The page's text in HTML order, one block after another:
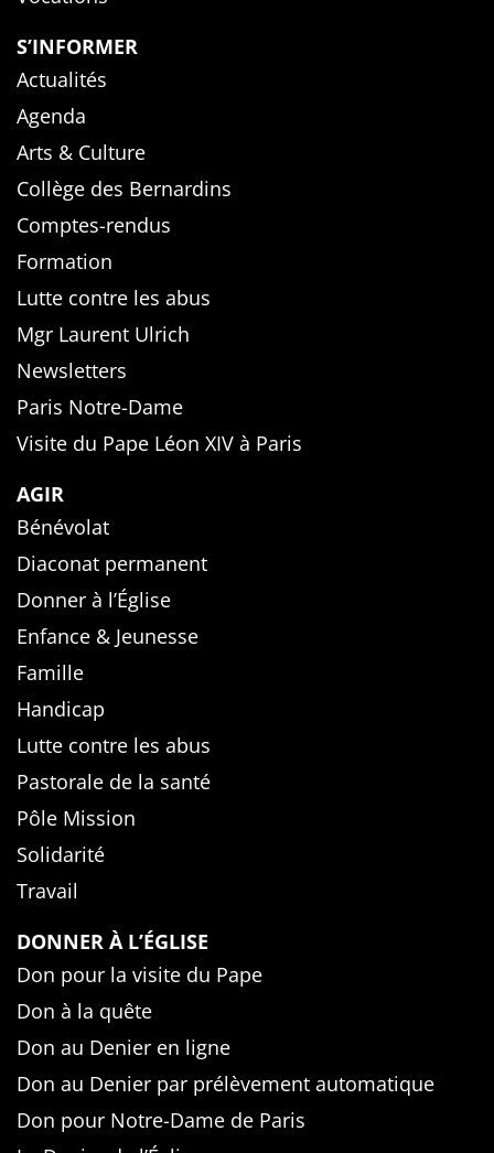
S’INFORMER
Actualités
Agenda
Arts & Culture
Collège des Bernardins
Comptes-rendus
Formation
Lutte contre les abus
Mgr Laurent Ulrich
Newsletters
Paris Notre-Dame
Visite du Pape Léon XIV à Paris
AGIR
Bénévolat
Diaconat permanent
Donner à l’Église
Enfance & Jeunesse
Famille
Handicap
Lutte contre les abus
Pastorale de la santé
Pôle Mission
Solidarité
Travail
DONNER À L’ÉGLISE
Don pour la visite du Pape
Don à la quête
Don au Denier en ligne
Don au Denier par prélèvement automatique
Don pour Notre-Dame de Paris